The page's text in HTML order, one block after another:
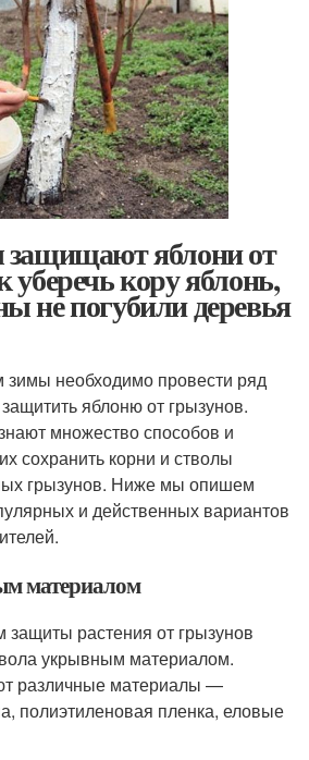
защищают яблони от
уберечь кору яблонь,
не погубили деревья
зимы необходимо провести ряд
яблоню от грызунов.
множество способов и
сохранить корни и стволы
грызунов. Ниже мы опишем
и действенных вариантов
материалом
растения от грызунов
укрывным материалом.
различные материалы —
полиэтиленовая пленка, еловые